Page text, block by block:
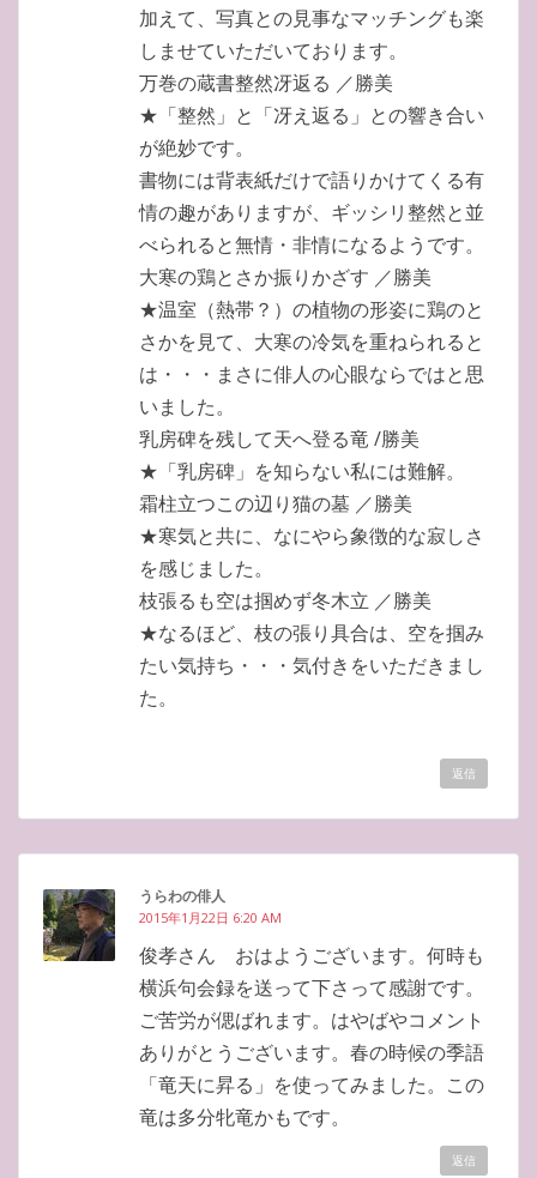
加えて、写真との見事なマッチングも楽
しませていただいております。
万巻の蔵書整然冴返る ／勝美
★「整然」と「冴え返る」との響き合い
が絶妙です。
書物には背表紙だけで語りかけてくる有
情の趣がありますが、ギッシリ整然と並
べられると無情・非情になるようです。
大寒の鶏とさか振りかざす ／勝美
★温室（熱帯？）の植物の形姿に鶏のと
さかを見て、大寒の冷気を重ねられると
は・・・まさに俳人の心眼ならではと思
いました。
乳房碑を残して天へ登る竜 /勝美
★「乳房碑」を知らない私には難解。
霜柱立つこの辺り猫の墓 ／勝美
★寒気と共に、なにやら象徴的な寂しさ
を感じました。
枝張るも空は掴めず冬木立 ／勝美
★なるほど、枝の張り具合は、空を掴み
たい気持ち・・・気付きをいただきまし
た。
返信
うらわの俳人
2015年1月22日 6:20 AM
俊孝さん おはようございます。何時も
横浜句会録を送って下さって感謝です。
ご苦労が偲ばれます。はやばやコメント
ありがとうございます。春の時候の季語
「竜天に昇る」を使ってみました。この
竜は多分牝竜かもです。
返信